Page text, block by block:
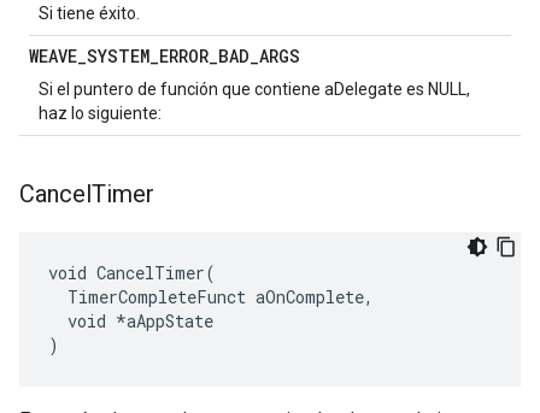
Si tiene éxito.
WEAVE_SYSTEM_ERROR_BAD_ARGS
Si el puntero de función que contiene aDelegate es NULL,
haz lo siguiente:
CancelTimer
void CancelTimer(
  TimerCompleteFunct aOnComplete,
  void *aAppState
)